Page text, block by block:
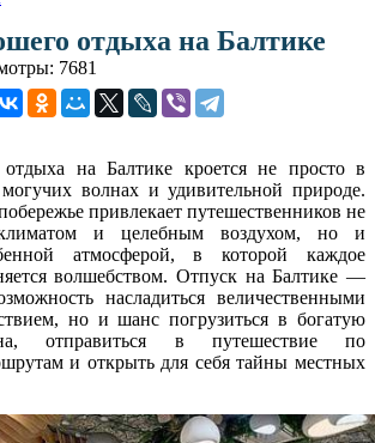
отдыха на Балтике
7681
на Балтике кроется не просто в
волнах и удивительной природе.
привлекает путешественников не
и целебным воздухом, но и
атмосферой, в которой каждое
волшебством. Отпуск на Балтике —
насладиться величественными
но и шанс погрузиться в богатую
отправиться в путешествие по
и открыть для себя тайны местных